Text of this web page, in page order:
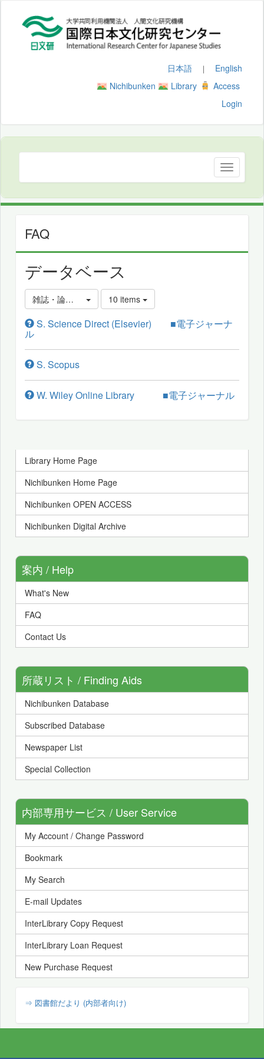
日本語 ｜ English
Nichibunken
Library
Access
Login
FAQ
データベース
雑誌・論文・電子ジャーナルを探す
10 items
S. Science Direct (Elsevier) ■電子ジャーナ
ル
S. Scopus
W. Wiley Online Library ■電子ジャーナル
Library Home Page
Nichibunken Home Page
Nichibunken OPEN ACCESS
Nichibunken Digital Archive
案内 / Help
What's New
FAQ
Contact Us
所蔵リスト / Finding Aids
Nichibunken Database
Subscribed Database
Newspaper List
Special Collection
内部専用サービス / User Service
My Account / Change Password
Bookmark
My Search
E-mail Updates
InterLibrary Copy Request
InterLibrary Loan Request
New Purchase Request
⇒ 図書館だより (内部者向け)